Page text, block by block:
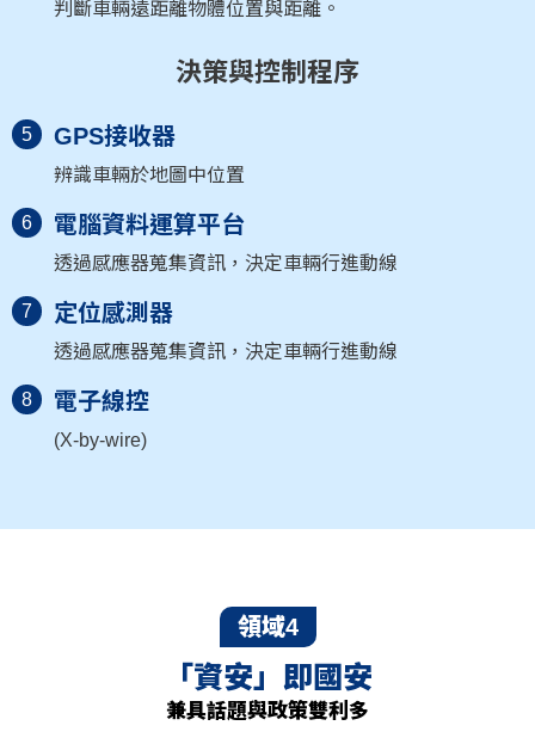
判斷車輛遠距離物體位置與距離。
決策與控制程序
5 GPS接收器
辨識車輛於地圖中位置
6 電腦資料運算平台
透過感應器蒐集資訊，決定車輛行進動線
7 定位感測器
透過感應器蒐集資訊，決定車輛行進動線
8 電子線控
(X-by-wire)
領域4
「資安」即國安
兼具話題與政策雙利多